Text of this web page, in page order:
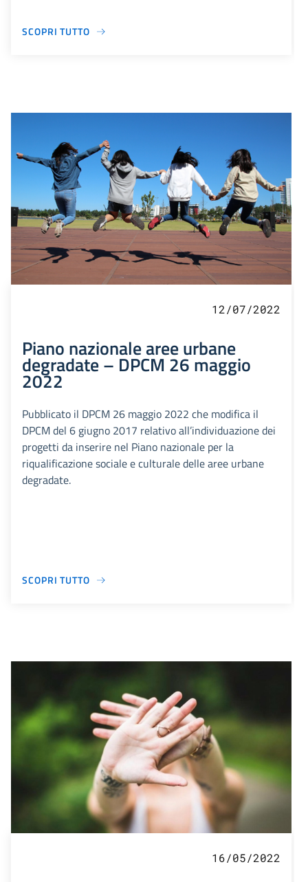
SCOPRI TUTTO
12/07/2022
Piano nazionale aree urbane
degradate – DPCM 26 maggio
2022
Pubblicato il DPCM 26 maggio 2022 che modifica il
DPCM del 6 giugno 2017 relativo all’individuazione dei
progetti da inserire nel Piano nazionale per la
riqualificazione sociale e culturale delle aree urbane
degradate.
SCOPRI TUTTO
16/05/2022